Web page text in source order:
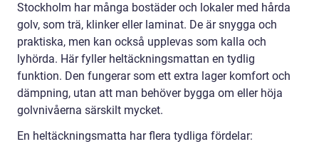
Stockholm har många bostäder och lokaler med hårda
golv, som trä, klinker eller laminat. De är snygga och
praktiska, men kan också upplevas som kalla och
lyhörda. Här fyller heltäckningsmattan en tydlig
funktion. Den fungerar som ett extra lager komfort och
dämpning, utan att man behöver bygga om eller höja
golvnivåerna särskilt mycket.
En heltäckningsmatta har flera tydliga fördelar: